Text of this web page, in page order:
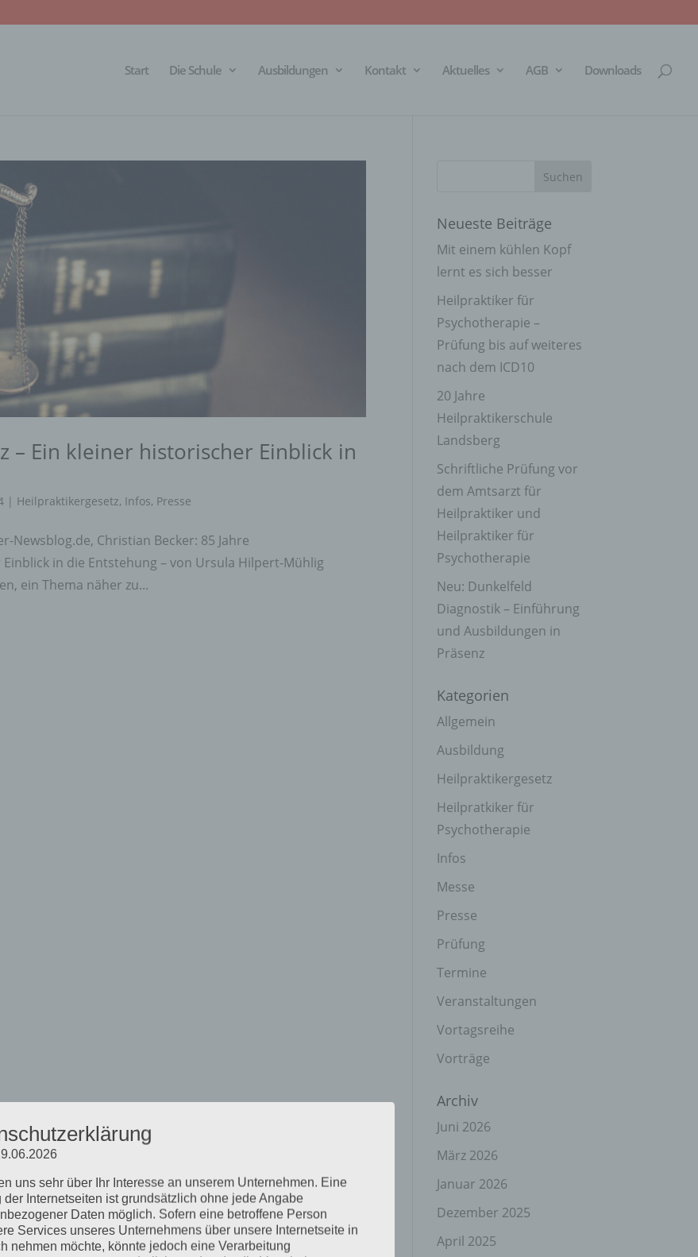
Start Die Schule Ausbildungen Kontakt Aktuelles AGB Downloads
– Ein kleiner historischer Einblick in
| Heilpraktikergesetz, Infos, Presse
Christian Becker: 85 Jahre
in die Entstehung – von Ursula Hilpert-Mühlig
ein Thema näher zu...
Neueste Beiträge
Mit einem kühlen Kopf
lernt es sich besser
Heilpraktiker für
Psychotherapie –
Prüfung bis auf weiteres
nach dem ICD10
20 Jahre
Heilpraktikerschule
Landsberg
Schriftliche Prüfung vor
dem Amtsarzt für
Heilpraktiker und
Heilpraktiker für
Psychotherapie
Neu: Dunkelfeld
Diagnostik – Einführung
und Ausbildungen in
Präsenz
Kategorien
Allgemein
Ausbildung
Heilpraktikergesetz
Heilpratkiker für
Psychotherapie
Infos
Messe
Presse
Prüfung
Termine
Veranstaltungen
Vortagsreihe
Vorträge
Archiv
Juni 2026
März 2026
Januar 2026
Dezember 2025
April 2025
uns sehr über Ihr Interesse an unserem Unternehmen. Eine
der Internetseiten ist grundsätzlich ohne jede Angabe
Daten möglich. Sofern eine betroffene Person
Services unseres Unternehmens über unsere Internetseite in
nehmen möchte, könnte jedoch eine Verarbeitung